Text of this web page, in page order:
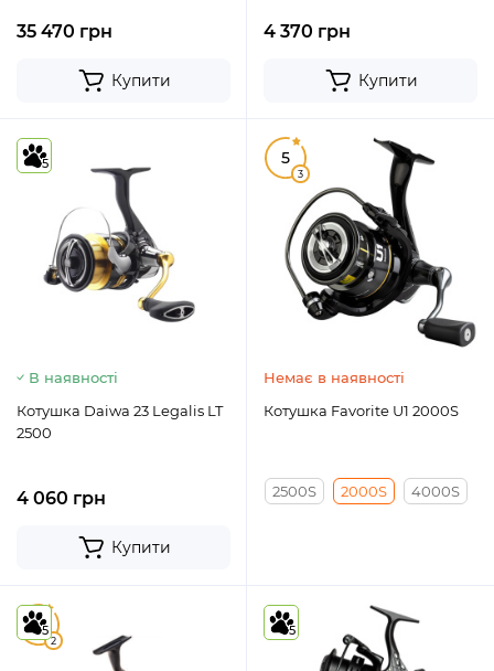
35 470 грн
Купити
4 370 грн
Купити
5
В наявності
Котушка Daiwa 23 Legalis LT
2500
4 060 грн
Купити
5
3
Немає в наявності
Котушка Favorite U1 2000S
2500S 2000S 4000S
5
2
5 5